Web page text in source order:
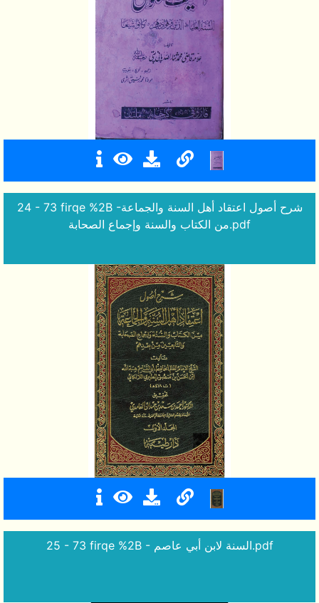
24 - 73 firqe %2B -شرح أصول اعتقاد أهل السنة والجماعة
من الكتاب والسنة وإجماع الصحابة.pdf
25 - 73 firqe %2B - السنة لابن أبي عاصم.pdf